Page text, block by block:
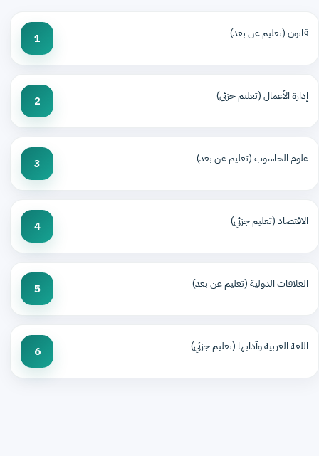
قانون (تعليم عن بعد) 1
إدارة الأعمال (تعليم جزئي) 2
علوم الحاسوب (تعليم عن بعد) 3
الاقتصاد (تعليم جزئي) 4
العلاقات الدولية (تعليم عن بعد) 5
اللغة العربية وآدابها (تعليم جزئي) 6